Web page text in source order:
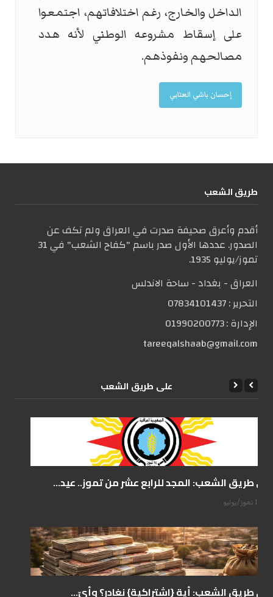
الداخل والخارج، رغم اختلافاتهم، اجتمعوا
على إسقاط مشروعه الوطني لأنه هدد
مصالحهم ونفوذهم.
إحسان باشي العتابي
طریق الشعب
أقدم وأعرق صحيفة صدرت في العراق ولم تكف عن
الصدور. عددها الأول صدر باسم "كفاح الشعب" في 31
تموز/يوليو 1935.
العراق - بغداد - ساحة الاندلس
التحریر :07834101437
الإدارة :01990200773
tareeqalshaab@gmail.com
علی طریق الشعب
على طريق الشعب: المجد للرابع عشر من تموز.. عيد...
14 تموز/يوليو
على طريق الشعب: أية {اشتراكية} نغادر؟ وأيّ...